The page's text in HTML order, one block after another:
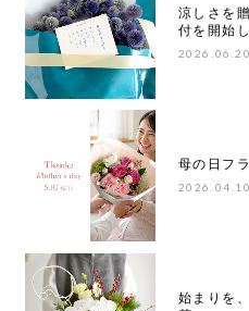
涼しさを
付を開始
2026.06.20
母の日フ
2026.04.10
始まりを